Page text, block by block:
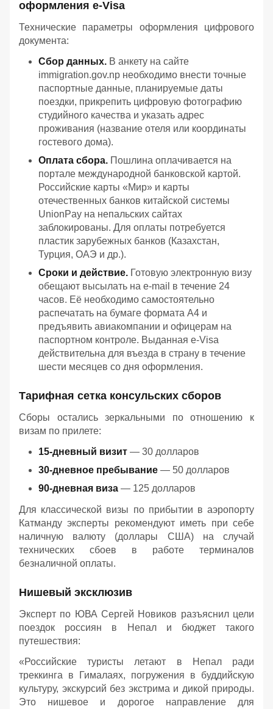
оформления e-Visa
Технические параметры оформления цифрового
документа:
Сбор данных. В анкету на сайте
immigration.gov.np необходимо внести точные
паспортные данные, планируемые даты
поездки, прикрепить цифровую фотографию
студийного качества и указать адрес
проживания (название отеля или координаты
гостевого дома).
Оплата сбора. Пошлина оплачивается на
портале международной банковской картой.
Российские карты «Мир» и карты
отечественных банков китайской системы
UnionPay на непальских сайтах
заблокированы. Для оплаты потребуется
пластик зарубежных банков (Казахстан,
Турция, ОАЭ и др.).
Сроки и действие. Готовую электронную визу
обещают высылать на e-mail в течение 24
часов. Её необходимо самостоятельно
распечатать на бумаге формата А4 и
предъявить авиакомпании и офицерам на
паспортном контроле. Выданная e-Visa
действительна для въезда в страну в течение
шести месяцев со дня оформления.
Тарифная сетка консульских сборов
Сборы остались зеркальными по отношению к
визам по прилете:
15-дневный визит — 30 долларов
30-дневное пребывание — 50 долларов
90-дневная виза — 125 долларов
Для классической визы по прибытии в аэропорту
Катманду эксперты рекомендуют иметь при себе
наличную валюту (доллары США) на случай
технических сбоев в работе терминалов
безналичной оплаты.
Нишевый эксклюзив
Эксперт по ЮВА Сергей Новиков разъяснил цели
поездок россиян в Непал и бюджет такого
путешествия:
«Российские туристы летают в Непал ради
треккинга в Гималаях, погружения в буддийскую
культуру, экскурсий без экстрима и дикой природы.
Это нишевое и дорогое направление для